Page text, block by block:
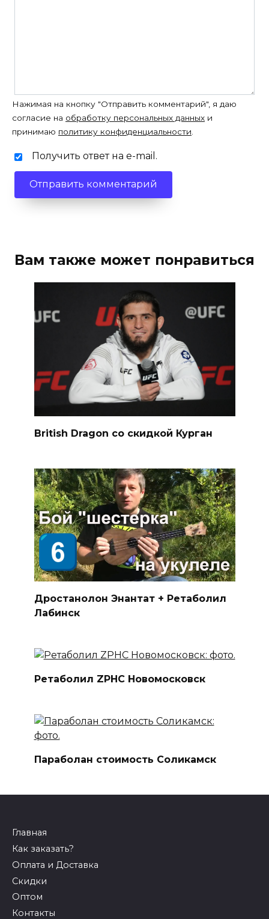
Нажимая на кнопку "Отправить комментарий", я даю
согласие на обработку персональных данных и
принимаю политику конфиденциальности
Получить ответ на e-mail.
Вам также может понравиться
British Dragon со скидкой Курган
Дростанолон Энантат + Ретаболил
Лабинск
Ретаболил ZPHC Новомосковск
Параболан стоимость Соликамск
Главная
Как заказать?
Оплата и Доставка
Скидки
Оптом
Контакты